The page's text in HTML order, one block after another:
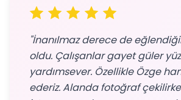
"İnanılmaz derece de
oldu. Çalışanlar gayet güler
yardımsever. Özellikle Özge
ederiz. Alanda fotoğraf